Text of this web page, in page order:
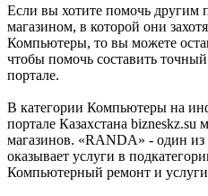
Если вы хотите помочь другим
магазином, в которой они
Компьютеры, то вы можете
чтобы помочь составить
портале.
В категории Компьютеры на
портале Казахстана
магазинов. «RANDA» - один из
оказывает услуги в
Компьютерный ремонт и